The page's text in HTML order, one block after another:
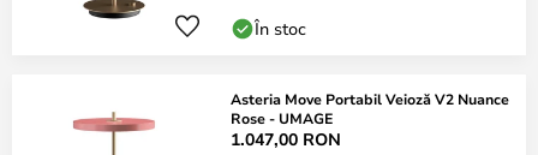
În stoc
Asteria Move Portabil Veioză V2 Nuance
Rose - UMAGE
1.047,00 RON